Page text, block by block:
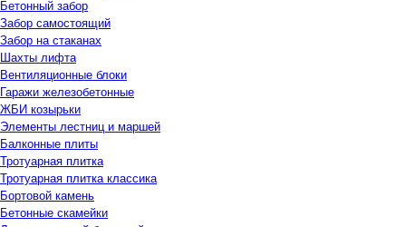
Бетонный забор
Забор самостоящий
Забор на стаканах
Шахты лифта
Вентиляционные блоки
Гаражи железобетонные
ЖБИ козырьки
Элементы лестниц и маршей
Балконные плиты
Тротуарная плитка
Тротуарная плитка классика
Бортовой камень
Бетонные скамейки